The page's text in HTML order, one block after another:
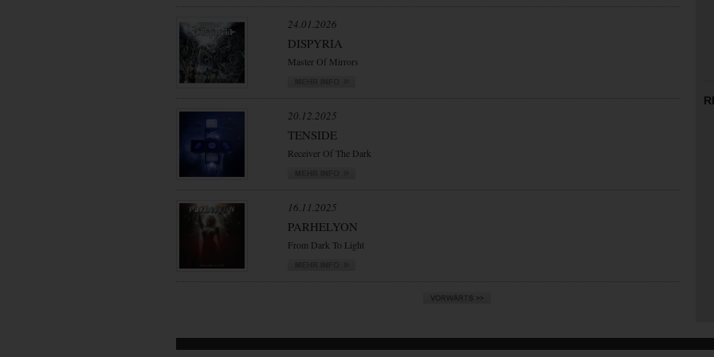
24.01.2026
DISPYRIA
Master Of Mirrors
20.12.2025
TENSIDE
Receiver Of The Dark
16.11.2025
PARHELYON
From Dark To Light